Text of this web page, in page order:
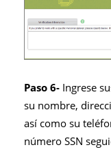
Paso 6- Ingrese
su nombre,
así como su
número SSN